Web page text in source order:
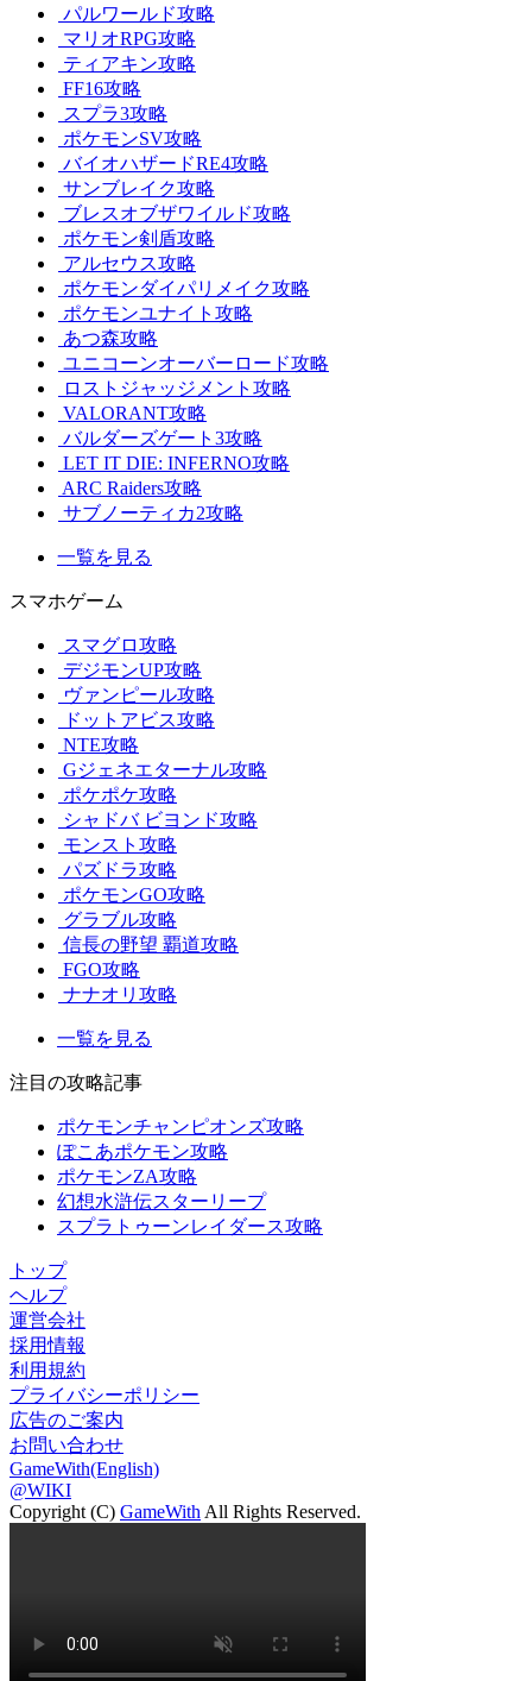
パルワールド攻略
マリオRPG攻略
ティアキン攻略
FF16攻略
スプラ3攻略
ポケモンSV攻略
バイオハザードRE4攻略
サンブレイク攻略
ブレスオブザワイルド攻略
ポケモン剣盾攻略
アルセウス攻略
ポケモンダイパリメイク攻略
ポケモンユナイト攻略
あつ森攻略
ユニコーンオーバーロード攻略
ロストジャッジメント攻略
VALORANT攻略
バルダーズゲート3攻略
LET IT DIE: INFERNO攻略
ARC Raiders攻略
サブノーティカ2攻略
一覧を見る
スマホゲーム
スマグロ攻略
デジモンUP攻略
ヴァンピール攻略
ドットアビス攻略
NTE攻略
Gジェネエターナル攻略
ポケポケ攻略
シャドバ ビヨンド攻略
モンスト攻略
パズドラ攻略
ポケモンGO攻略
グラブル攻略
信長の野望 覇道攻略
FGO攻略
ナナオリ攻略
一覧を見る
注目の攻略記事
ポケモンチャンピオンズ攻略
ぽこあポケモン攻略
ポケモンZA攻略
幻想水滸伝スターリープ
スプラトゥーンレイダース攻略
トップ
ヘルプ
運営会社
採用情報
利用規約
プライバシーポリシー
広告のご案内
お問い合わせ
GameWith(English)
@WIKI
Copyright (C) GameWith All Rights Reserved.